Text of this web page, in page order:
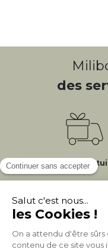
des
Livraison
Expédition